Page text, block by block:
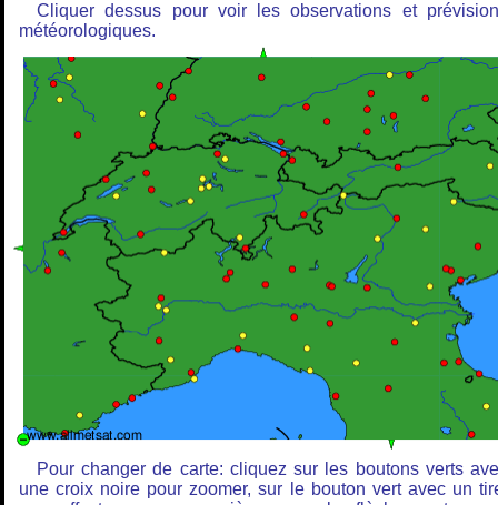
Cliquer dessus pour voir les observations et
météorologiques.
Pour changer de carte: cliquez sur les boutons verts
une croix noire pour zoomer, sur le bouton vert avec un